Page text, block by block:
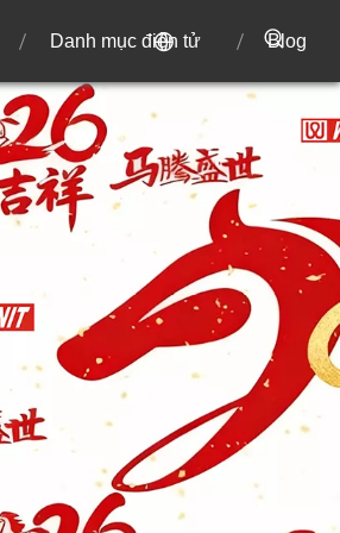
Danh mục điện tử Blog